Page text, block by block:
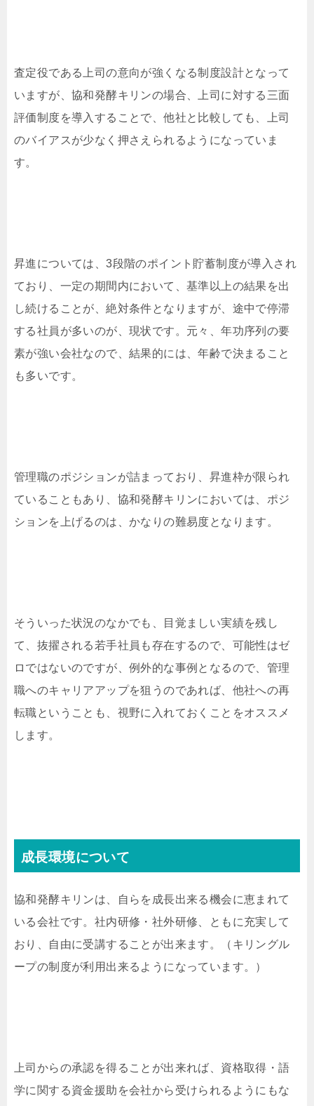
査定役である上司の意向が強くなる制度設計となって
いますが、協和発酵キリンの場合、上司に対する三面
評価制度を導入することで、他社と比較しても、上司
のバイアスが少なく押さえられるようになっていま
す。
昇進については、3段階のポイント貯蓄制度が導入され
ており、一定の期間内において、基準以上の結果を出
し続けることが、絶対条件となりますが、途中で停滞
する社員が多いのが、現状です。元々、年功序列の要
素が強い会社なので、結果的には、年齢で決まること
も多いです。
管理職のポジションが詰まっており、昇進枠が限られ
ていることもあり、協和発酵キリンにおいては、ポジ
ションを上げるのは、かなりの難易度となります。
そういった状況のなかでも、目覚ましい実績を残し
て、抜擢される若手社員も存在するので、可能性はゼ
ロではないのですが、例外的な事例となるので、管理
職へのキャリアアップを狙うのであれば、他社への再
転職ということも、視野に入れておくことをオススメ
します。
成長環境について
協和発酵キリンは、自らを成長出来る機会に恵まれて
いる会社です。社内研修・社外研修、ともに充実して
おり、自由に受講することが出来ます。（キリングル
ープの制度が利用出来るようになっています。）
上司からの承認を得ることが出来れば、資格取得・語
学に関する資金援助を会社から受けられるようにもな